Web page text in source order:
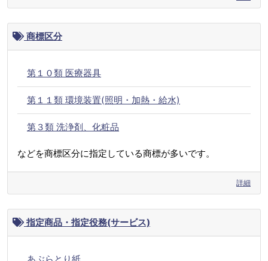
商標区分
第１０類 医療器具
第１１類 環境装置(照明・加熱・給水)
第３類 洗浄剤、化粧品
などを商標区分に指定している商標が多いです。
詳細
指定商品・指定役務(サービス)